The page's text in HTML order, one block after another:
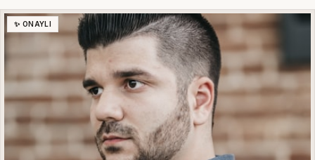
✨ ONAYLI